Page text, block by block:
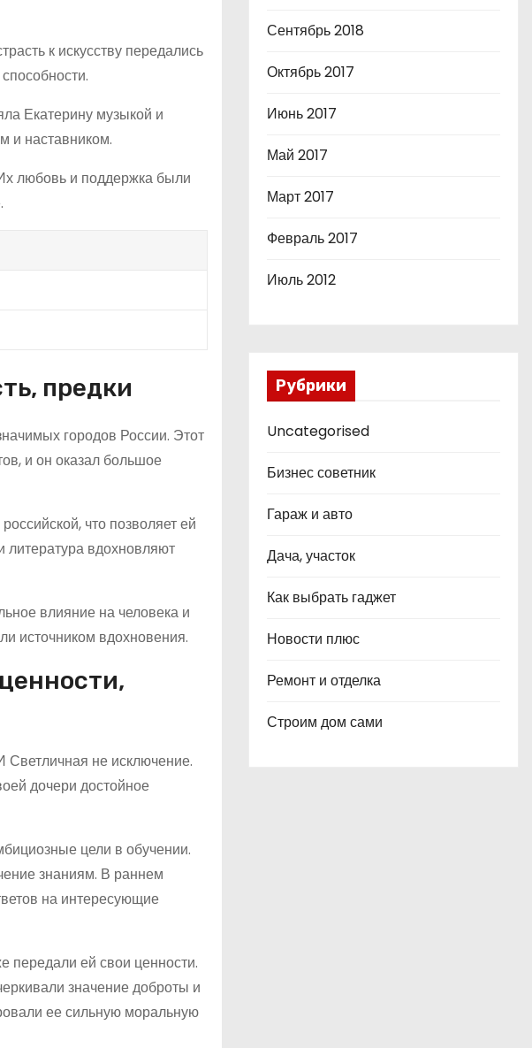
к искусству передались
Екатерину музыкой и
и наставником.
любовь и поддержка были
предки
городов России. Этот
и он оказал большое
что позволяет ей
литература вдохновляют
влияние на человека и
источником вдохновения.
Светличная не исключение.
дочери достойное
цели в обучении.
знаниям. В раннем
на интересующие
передали ей свои ценности.
значение доброты и
ее сильную моральную
Сентябрь 2018
Октябрь 2017
Июнь 2017
Май 2017
Март 2017
Февраль 2017
Июль 2012
Рубрики
Uncategorised
Бизнес советник
Гараж и авто
Дача, участок
Как выбрать гаджет
Новости плюс
Ремонт и отделка
Строим дом сами